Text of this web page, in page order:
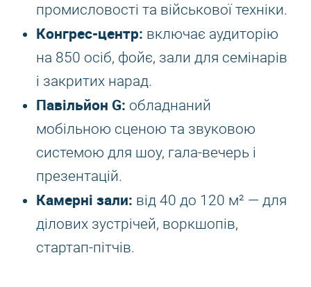
промисловості та військової техніки.
Конгрес-центр: включає аудиторію
на 850 осіб, фойє, зали для семінарів
і закритих нарад.
Павільйон G: обладнаний
мобільною сценою та звуковою
системою для шоу, гала-вечерь і
презентацій.
Камерні зали: від 40 до 120 м² — для
ділових зустрічей, воркшопів,
стартап-пітчів.